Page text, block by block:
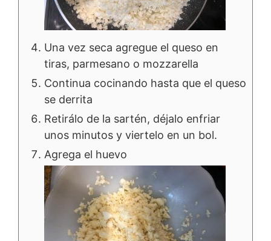
Una vez seca agregue el queso en
tiras, parmesano o mozzarella
Continua cocinando hasta que el queso
se derrita
Retirálo de la sartén, déjalo enfriar
unos minutos y viertelo en un bol.
Agrega el huevo